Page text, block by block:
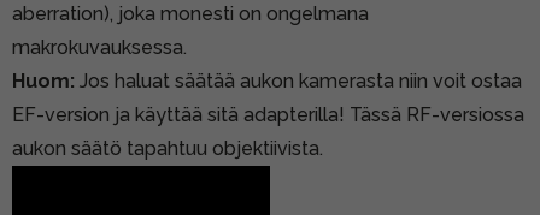
aberration), joka monesti on ongelmana
makrokuvauksessa.
Huom: Jos haluat säätää aukon kamerasta niin voit ostaa
EF-version ja käyttää sitä adapterilla! Tässä RF-versiossa
aukon säätö tapahtuu objektiivista.